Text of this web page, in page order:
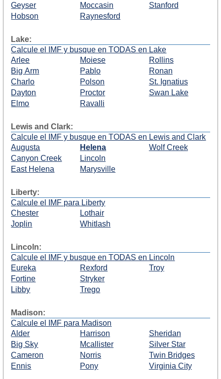
Geyser
Hobson
Moccasin
Raynesford
Stanford
Lake:
Calcule el IMF y busque en TODAS en Lake
Arlee
Big Arm
Charlo
Dayton
Elmo
Moiese
Pablo
Polson
Proctor
Ravalli
Rollins
Ronan
St. Ignatius
Swan Lake
Lewis and Clark:
Calcule el IMF y busque en TODAS en Lewis and Clark
Augusta
Canyon Creek
East Helena
Helena
Lincoln
Marysville
Wolf Creek
Liberty:
Calcule el IMF para Liberty
Chester
Joplin
Lothair
Whitlash
Lincoln:
Calcule el IMF y busque en TODAS en Lincoln
Eureka
Fortine
Libby
Rexford
Stryker
Trego
Troy
Madison:
Calcule el IMF para Madison
Alder
Big Sky
Cameron
Ennis
Harrison
Mcallister
Norris
Pony
Sheridan
Silver Star
Twin Bridges
Virginia City